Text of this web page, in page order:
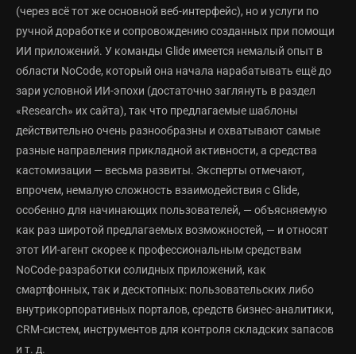
(через всё тот же основной веб-интерфейс), но и услуги по
ручной доработке и сопровождению созданных при помощи
ИИ приложений. У команды Glide имеется немалый опыт в
области NoCode, который она начала нарабатывать ещё до
зари условной ИИ-эпохи (достаточно заглянуть в раздел
«Research» их сайта), так что предлагаемые шаблоны
действительно очень разнообразны и охватывают самые
разные направления прикладной активности, а средства
кастомизации — весьма развиты. Эксперты отмечают,
впрочем, немалую сложность взаимодействия с Glide,
особенно для начинающих пользователей, — объясняемую
как раз широтой предлагаемых возможностей, — и относят
этот ИИ-агент скорее к профессиональным средствам
NoCode-разработки солидных приложений, как
смартфонных, так и десктопных: пользовательских либо
внутрикорпоративных порталов, средств бизнес-аналитики,
CRM-систем, инструментов для контроля складских запасов
и т. д.